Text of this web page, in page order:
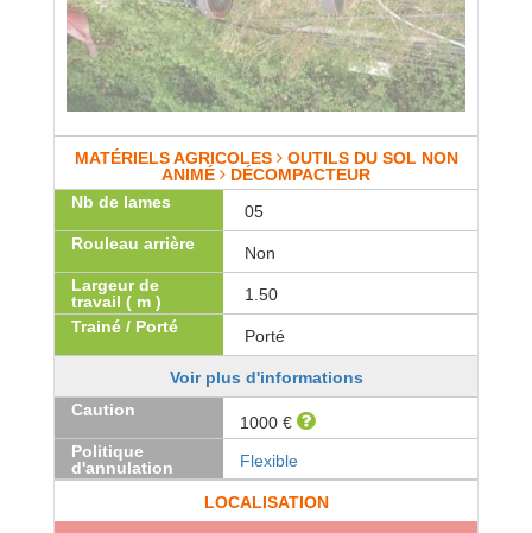
MATÉRIELS AGRICOLES OUTILS DU SOL NON
ANIMÉ
DÉCOMPACTEUR
Nb de lames
05
Rouleau arrière
Non
Largeur de
travail ( m )
1.50
Trainé / Porté
Porté
Voir plus d'informations
Caution
1000 €
Politique
d'annulation
Flexible
LOCALISATION